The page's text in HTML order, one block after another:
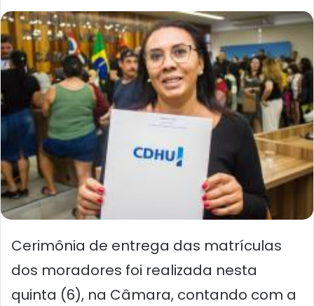
Cerimônia de entrega das matrículas
dos moradores foi realizada nesta
quinta (6), na Câmara, contando com a